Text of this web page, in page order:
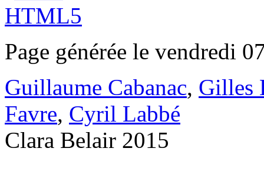
Page générée le vendredi
Guillaume Cabanac, Gilles
Favre, Cyril Labbé
Clara Belair 2015